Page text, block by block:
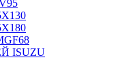
ISUZU